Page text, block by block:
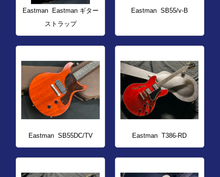
Eastman
Eastman ギター
ストラップ
Eastman SB55/v-B
Eastman SB55DC/TV Eastman T386-RD